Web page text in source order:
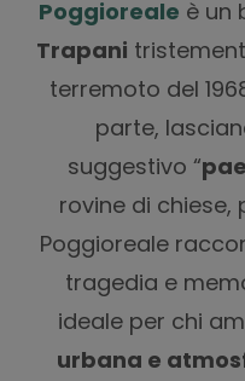
Poggioreale è un
Trapani
terremoto del
parte,
suggestivo “
rovine di chiese,
Poggioreale
tragedia e
ideale per chi
urbana e